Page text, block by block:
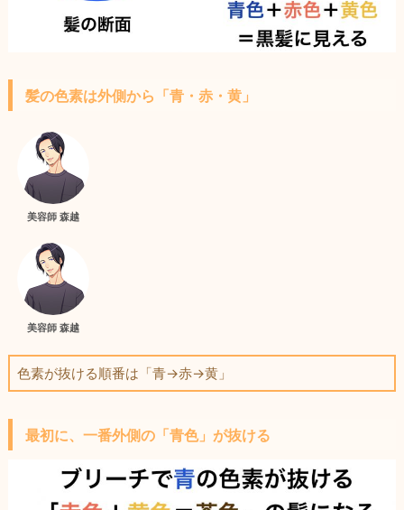
髪の色素は外側から「青・赤・黄」
美容師 森越
美容師 森越
色素が抜ける順番は「青→赤→黄」
最初に、一番外側の「青色」が抜ける